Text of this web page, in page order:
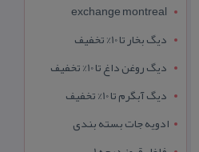
exchange montreal
دیگ بخار تا 10% تخفیف
دیگ روغن داغ تا 10% تخفیف
دیگ آبگرم تا 10% تخفیف
ادویه جات بسته بندی